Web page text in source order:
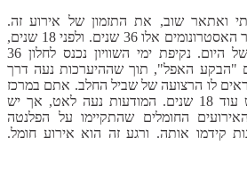
ואתאר שוב, את התזמון של אירוע זה.
בעבורכם זהו יום אחד. עבור האסטרונומים אלו 36 שנים. ולפני 18 שנים,
נזרעו הזרעים לפוטנציאל של היום. נקיפת ימי השוויון נכנס לחלון 36
"הבקע האפל", תוך שההיערכות נעה דרך
לו הרצועה של שביל החלב. אתם במרכז
מחזור זה של 36 שנים ויש עוד 18 שנים. המודעות נעה לאט, אך יש
החומלים שהתקיימו על הפלנטה
קידמו אותה. ורגע זה הוא אירוע חומל.